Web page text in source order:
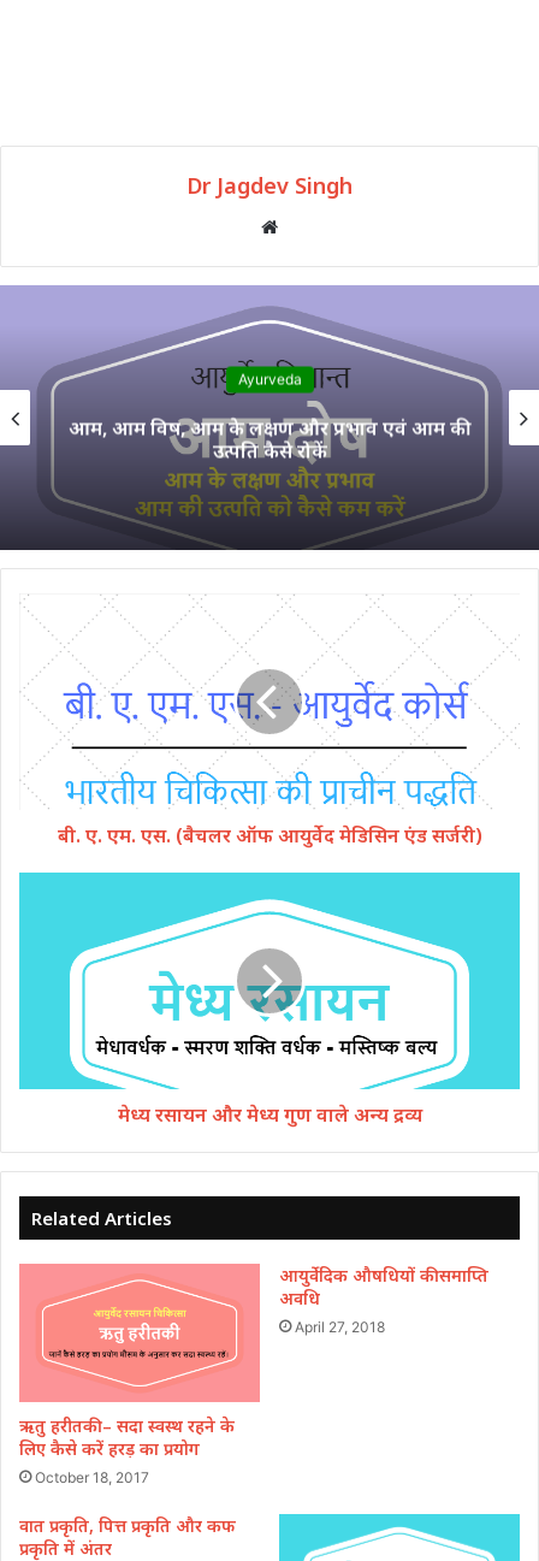
Dr Jagdev Singh
Website
Ayurveda
वात दोष के गुण, कर्म, मुख्य स्थान, प्रकार, असंतुलन,
बढ़ने और कम होने के लक्षण
बी. ए. एम. एस. (बैचलर ऑफ आयुर्वेद मेडिसिन एंड सर्जरी)
मेध्य रसायन और मेध्य गुण वाले अन्य द्रव्य
Related Articles
ऋतु हरीतकी – सदा स्वस्थ रहने के
लिए कैसे करें हरड़ का प्रयोग
October 18, 2017
आयुर्वेदिक औषधियों की समाप्ति
अवधि
April 27, 2018
वात प्रकृति, पित्त प्रकृति और कफ
प्रकृति में अंतर